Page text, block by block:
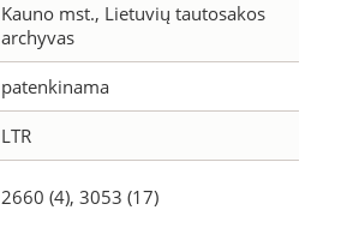
Kauno mst., Lietuvių tautosakos
archyvas
patenkinama
LTR
2660 (4), 3053 (17)